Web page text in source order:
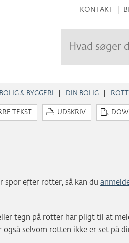
KONTAKT
BOLIG & BYGGERI DIN BOLIG
TEKST UDSKRIV
spor efter rotter, så kan du
tegn på rotter har pligt til at
selvom rotten ikke er set på